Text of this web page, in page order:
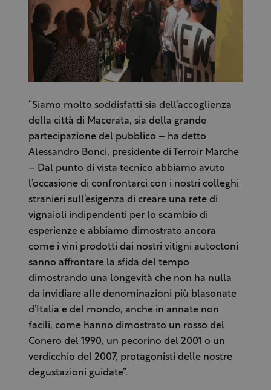
“Siamo molto soddisfatti sia dell’accoglienza
della città di Macerata, sia della grande
partecipazione del pubblico – ha detto
Alessandro Bonci, presidente di Terroir Marche
– Dal punto di vista tecnico abbiamo avuto
l’occasione di confrontarci con i nostri colleghi
stranieri sull’esigenza di creare una rete di
vignaioli indipendenti per lo scambio di
esperienze e abbiamo dimostrato ancora
come i vini prodotti dai nostri vitigni autoctoni
sanno affrontare la sfida del tempo
dimostrando una longevità che non ha nulla
da invidiare alle denominazioni più blasonate
d’Italia e del mondo, anche in annate non
facili, come hanno dimostrato un rosso del
Conero del 1990, un pecorino del 2001 o un
verdicchio del 2007, protagonisti delle nostre
degustazioni guidate”.